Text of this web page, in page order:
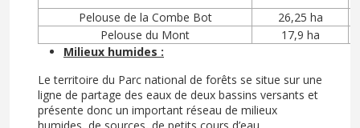
Pelouse de la Combe Bot
26,25 ha
Pelouse du Mont
17,9 ha
Milieux humides :
Le territoire du Parc national de forêts se situe sur une
ligne de partage des eaux de deux bassins versants et
présente donc un important réseau de milieux
humides, de sources, de petits cours d’eau